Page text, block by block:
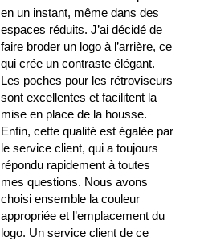
en un instant, même dans des
espaces réduits. J’ai décidé de
faire broder un logo à l’arrière, ce
qui crée un contraste élégant.
Les poches pour les rétroviseurs
sont excellentes et facilitent la
mise en place de la housse.
Enfin, cette qualité est égalée par
le service client, qui a toujours
répondu rapidement à toutes
mes questions. Nous avons
choisi ensemble la couleur
appropriée et l’emplacement du
logo. Un service client de ce